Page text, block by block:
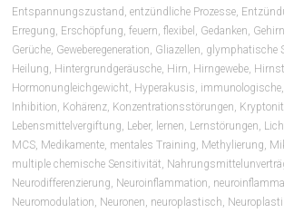
Entspannungszustand ,entzündliche Prozesse,
Erregung, Erschöpfung,feuern,flexibel , Gedanken, Gehirn
Gerüche, Geweberegeneration, Gliazellen, glymphatische
Heilung, Hintergrundgeräusche, Hirn, Hirngewebe,
Hormonungleichgewicht, Hyperakusis, immunologische,
Inhibition, Kohärenz, Konzentrationsstörungen, Kryptonit
Lebensmittelvergiftung, Leber, lernen, Lernstörungen,
MCS, Medikamente, mentales Training, Methylierung,
multiple chemische Sensitivität,
Neurodifferenzierung, Neuroinflammation,
Neuromodulation, Neuronen, neuroplastisch,